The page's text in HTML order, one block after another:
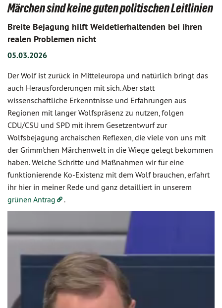
Märchen sind keine guten politischen Leitlinien
Breite Bejagung hilft Weidetierhaltenden bei ihren
realen Problemen nicht
05.03.2026
Der Wolf ist zurück in Mitteleuropa und natürlich bringt das
auch Herausforderungen mit sich. Aber statt
wissenschaftliche Erkenntnisse und Erfahrungen aus
Regionen mit langer Wolfspräsenz zu nutzen, folgen
CDU/CSU und SPD mit ihrem Gesetzentwurf zur
Wolfsbejagung archaischen Reflexen, die viele von uns mit
der Grimm'chen Märchenwelt in die Wiege gelegt bekommen
haben. Welche Schritte und Maßnahmen wir für eine
funktionierende Ko-Existenz mit dem Wolf brauchen, erfahrt
ihr hier in meiner Rede und ganz detailliert in unserem
grünen Antrag
.